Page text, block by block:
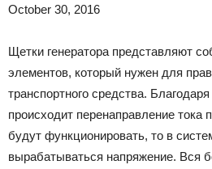
October 30, 2016
Щетки генератора представляют
элементов, который нужен для
транспортного средства.
происходит перенаправление тока
будут функционировать, то в
вырабатываться напряжение. Вся